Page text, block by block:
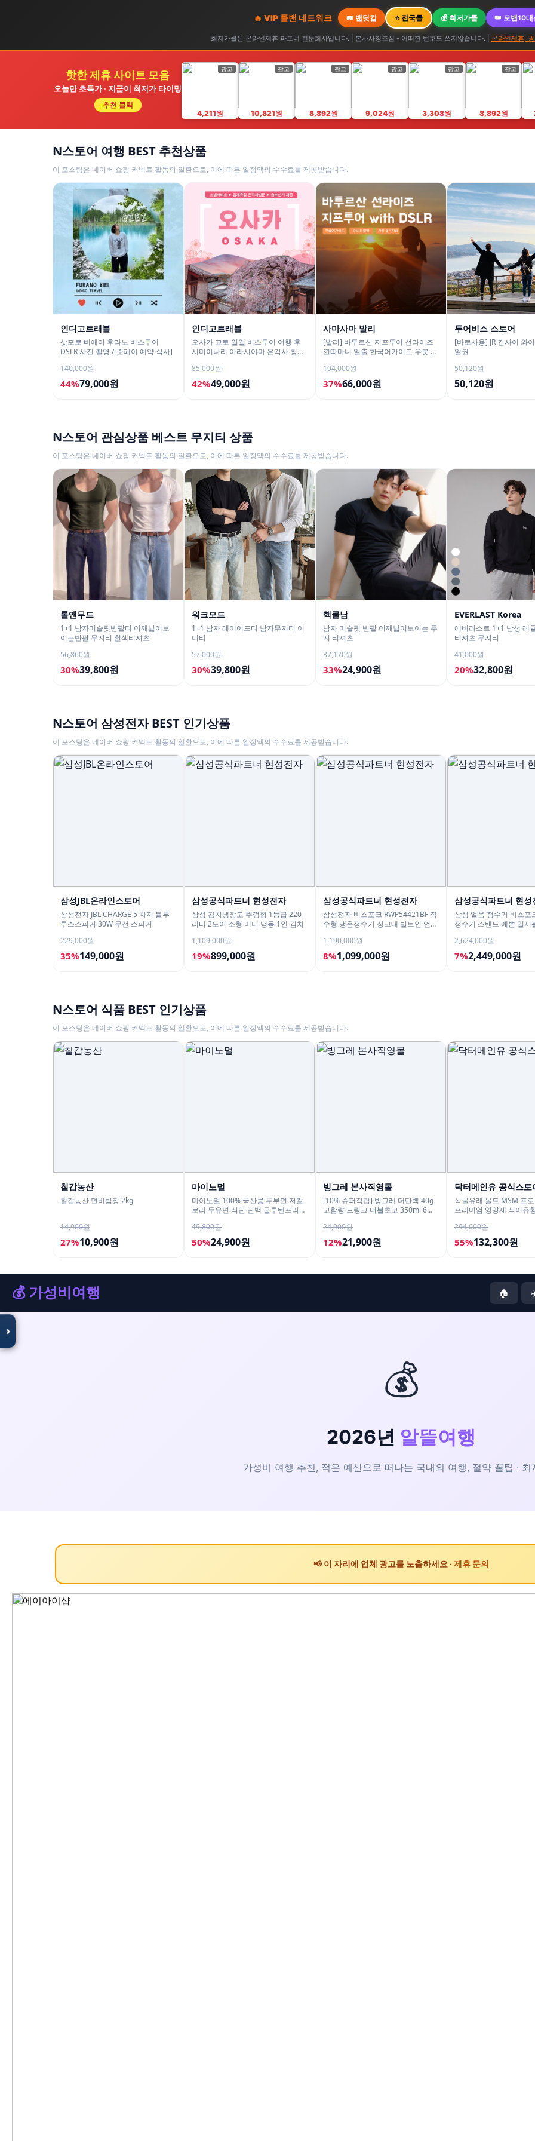
›
보기
🔥 VIP 콜밴 네트워크 🚐 밴닷컴 ⭐ 전국콜 💰 최저가콜 👑 모밴10대
최저가콜은 온라인제휴 파트너 전문회사입니다. | 본사사칭조심 - 어떠한 번호도 쓰지않습니다. | 온라인제휴,
핫한 제휴 사이트 모음
오늘만 초특가 · 지금이 최저가 타이밍
추천 클릭
광고
4,211원
광고
10,821원
광고
8,892원
광고
9,024원
광고
3,308원
광고
8,892원
N스토어 여행 BEST 추천상품
이 포스팅은 네이버 쇼핑 커넥트 활동의 일환으로, 이에 따른 일정액의 수수료를 제공받습니다.
인디고트래블
삿포로 비에이 후라노 버스투어
DSLR 사진 촬영 /[준페이 예약 식사]
140,000원
44%79,000원
인디고트래블
오사카 교토 일일 버스투어 여행 후
시미이나리 아라시야마 은각사 청수
85,000원
42%49,000원
사마사마 발리
[발리] 바투르산 지프투어 선라이즈
낀따마니 일출 한국어가이드 우붓 짱
104,000원
37%66,000원
투어비스 스토어
[바로사용] JR 간사이 와
일권
50,120원
50,120원
N스토어 관심상품 베스트 무지티 상품
이 포스팅은 네이버 쇼핑 커넥트 활동의 일환으로, 이에 따른 일정액의 수수료를 제공받습니다.
톨앤무드
1+1 남자머슬핏반팔티 어깨넓어보
이는반팔 무지티 흰색티셔츠
56,860원
30%39,800원
워크모드
1+1 남자 레이어드티 남자무지티 이
너티
57,000원
30%39,800원
핵쿨남
남자 머슬핏 반팔 어깨넓어보이는 무
지 티셔츠
37,170원
33%24,900원
EVERLAST Korea
에버라스트 1+1 남성 레
티셔츠 무지티
41,000원
20%32,800원
N스토어 삼성전자 BEST 인기상품
이 포스팅은 네이버 쇼핑 커넥트 활동의 일환으로, 이에 따른 일정액의 수수료를 제공받습니다.
삼성JBL온라인스토어
삼성전자 JBL CHARGE 5 차지 블루
투스스피커 30W 무선 스피커
229,000원
35%149,000원
삼성공식파트너 현성전자
삼성 김치냉장고 뚜껑형 1등급 220
리터 2도어 소형 미니 냉동 1인 김치
1,109,000원
19%899,000원
삼성공식파트너 현성전자
삼성전자 비스포크 RWP54421BF 직
수형 냉온정수기 싱크대 빌트인 언더
1,190,000원
8%1,099,000원
삼성공식파트너 현성
삼성 얼음 정수기 비스포
정수기 스탠드 예쁜 일시
2,624,000원
7%2,449,000원
N스토어 식품 BEST 인기상품
이 포스팅은 네이버 쇼핑 커넥트 활동의 일환으로, 이에 따른 일정액의 수수료를 제공받습니다.
칠갑농산
칠갑농산 면비빔장 2kg
14,900원
27%10,900원
마이노멀
마이노멀 100% 국산콩 두부면 저칼
로리 두유면 식단 단백 글루텐프리
49,800원
50%24,900원
빙그레 본사직영몰
[10% 슈퍼적립] 빙그레 더단백 40g
고함량 드링크 더블초코 350ml 6개
24,900원
12%21,900원
닥터메인유 공식스토
식물유래 몰트 MSM 프
프리미엄 영양제 식이유
294,000원
55%132,300원
💰 가성비여행 🏠
💰
2026년 알뜰여행
가성비 여행 추천, 적은 예산으로 떠나는 국내외 여행, 절약 꿀팁 · 최
📢 이 자리에 업체 광고를 노출하세요 · 제휴 문의